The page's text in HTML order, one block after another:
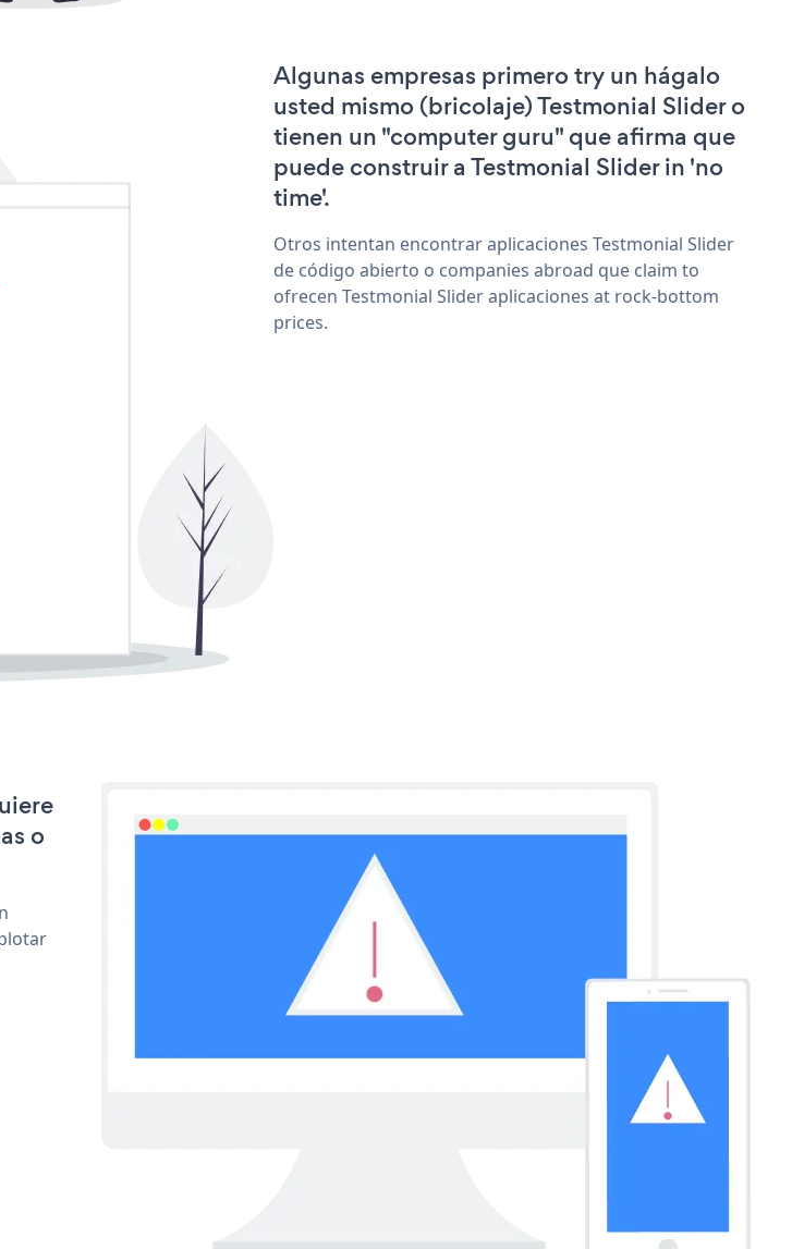
Algunas empresas primero try un hágalo
usted mismo (bricolaje) Testmonial Slider o
tienen un "computer guru" que afirma que
puede construir a Testmonial Slider in 'no
time'.
Otros intentan encontrar aplicaciones Testmonial Slider
de código abierto o companies abroad que claim to
ofrecen Testmonial Slider aplicaciones at rock-bottom
prices.
o